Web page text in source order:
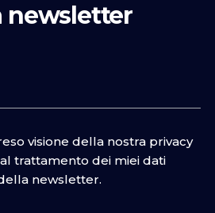
newsletter
visione della nostra privacy
trattamento dei miei dati
newsletter.